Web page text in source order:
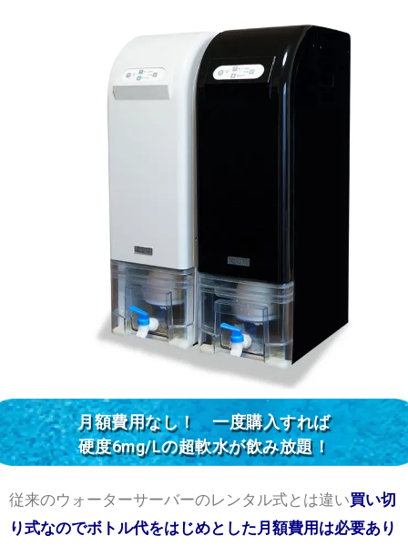
月額費用なし！ 一度購入すれば
硬度6mg/Lの超軟水が飲み放題！
従来のウォーターサーバーのレンタル式とは違い買い切
り式なのでボトル代をはじめとした月額費用は必要あり